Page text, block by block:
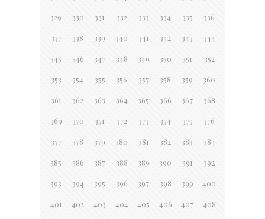
329 330 331 332 333 334 335 336
337 338 339 340 341 342 343 344
345 346 347 348 349 350 351 352
353 354 355 356 357 358 359 360
361 362 363 364 365 366 367 368
369 370 371 372 373 374 375 376
377 378 379 380 381 382 383 384
385 386 387 388 389 390 391 392
393 394 395 396 397 398 399 400
401 402 403 404 405 406 407 408